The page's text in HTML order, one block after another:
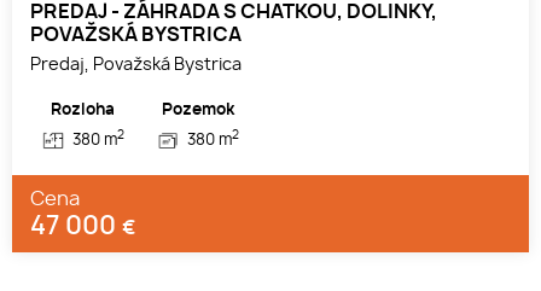
PREDAJ - ZÁHRADA S CHATKOU, DOLINKY,
POVAŽSKÁ BYSTRICA
Predaj, Považská Bystrica
Rozloha
380 m2
Pozemok
380 m2
Cena
47 000 €